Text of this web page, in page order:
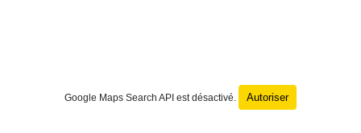
Google Maps Search API est désactivé. Autoriser